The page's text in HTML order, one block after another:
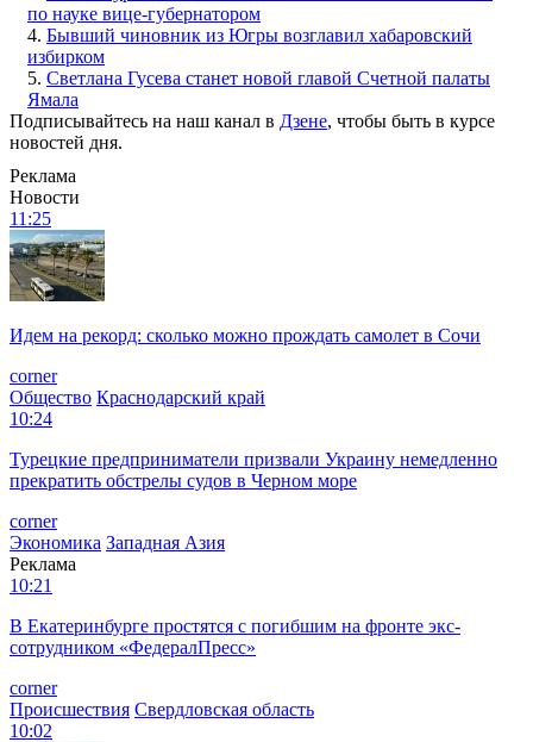
по науке вице-губернатором
4. Бывший чиновник из Югры возглавил хабаровский
избирком
5. Светлана Гусева станет новой главой Счетной палаты
Ямала
Подписывайтесь на наш канал в Дзене, чтобы быть в курсе
новостей дня.
Реклама
Новости
11:25
Идем на рекорд: сколько можно прождать самолет в Сочи
corner
Общество Краснодарский край
10:24
Турецкие предприниматели призвали Украину немедленно
прекратить обстрелы судов в Черном море
corner
Экономика Западная Азия
Реклама
10:21
В Екатеринбурге простятся с погибшим на фронте экс-
сотрудником «ФедералПресс»
corner
Происшествия Свердловская область
10:02